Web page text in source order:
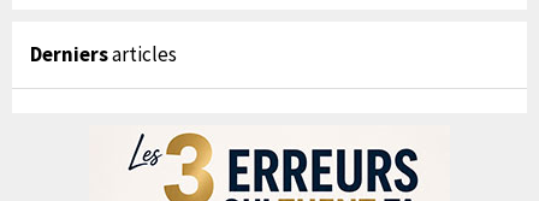
Derniersarticles